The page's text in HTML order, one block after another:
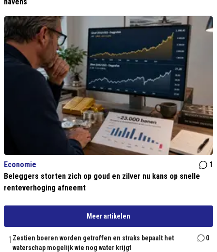
Economie
1
Beleggers storten zich op goud en zilver nu kans op snelle
renteverhoging afneemt
Meer artikelen
1 Zestien boeren worden getroffen en straks bepaalt het
waterschap mogelijk wie nog water krijgt
0